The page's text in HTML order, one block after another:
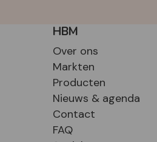
HBM
Over ons
Markten
Producten
Nieuws & agenda
Contact
FAQ